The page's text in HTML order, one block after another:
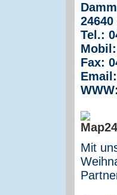
Tel.:
Mobil:
Fax:
Email:
WWW:
Mit